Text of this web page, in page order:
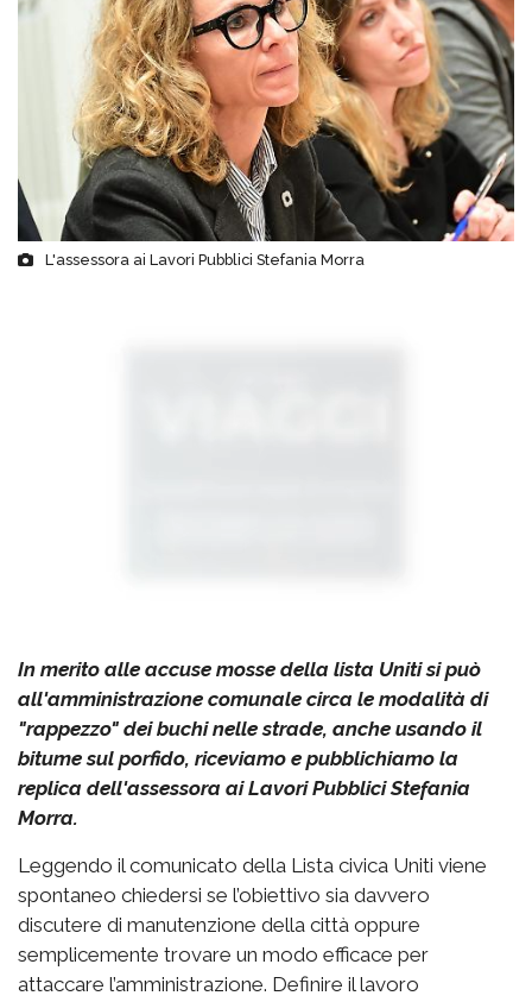
L'assessora ai Lavori Pubblici Stefania Morra
In merito alle accuse mosse della lista Uniti si può
all'amministrazione comunale circa le modalità di
"rappezzo" dei buchi nelle strade, anche usando il
bitume sul porfido, riceviamo e pubblichiamo la
replica dell'assessora ai Lavori Pubblici Stefania
Morra.
Leggendo il comunicato della Lista civica Uniti viene
spontaneo chiedersi se l’obiettivo sia davvero
discutere di manutenzione della città oppure
semplicemente trovare un modo efficace per
attaccare l’amministrazione. Definire il lavoro